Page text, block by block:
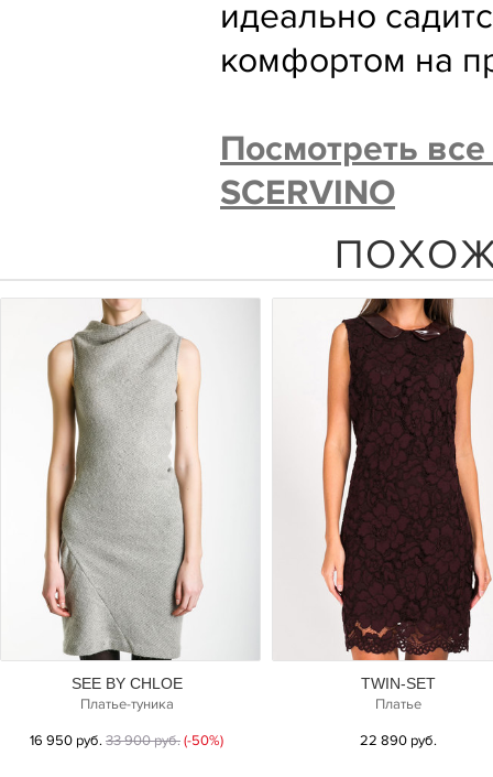
идеально
комфортом на
Посмотреть
SCERVINO
SEE BY CHLOE
Платье-туника
16 950 руб.33 900 руб.(-50%)
TWIN-SET
Платье
22 890 руб.